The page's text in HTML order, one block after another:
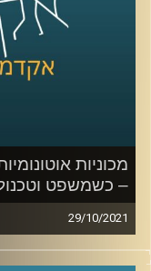
לשיחה עם ד"ר אביב
– לחצו כאן
לשיחה עם ד"ר אביב
קרדיט תמונות:
– כשמשפט
29/10/2021
מכוניות